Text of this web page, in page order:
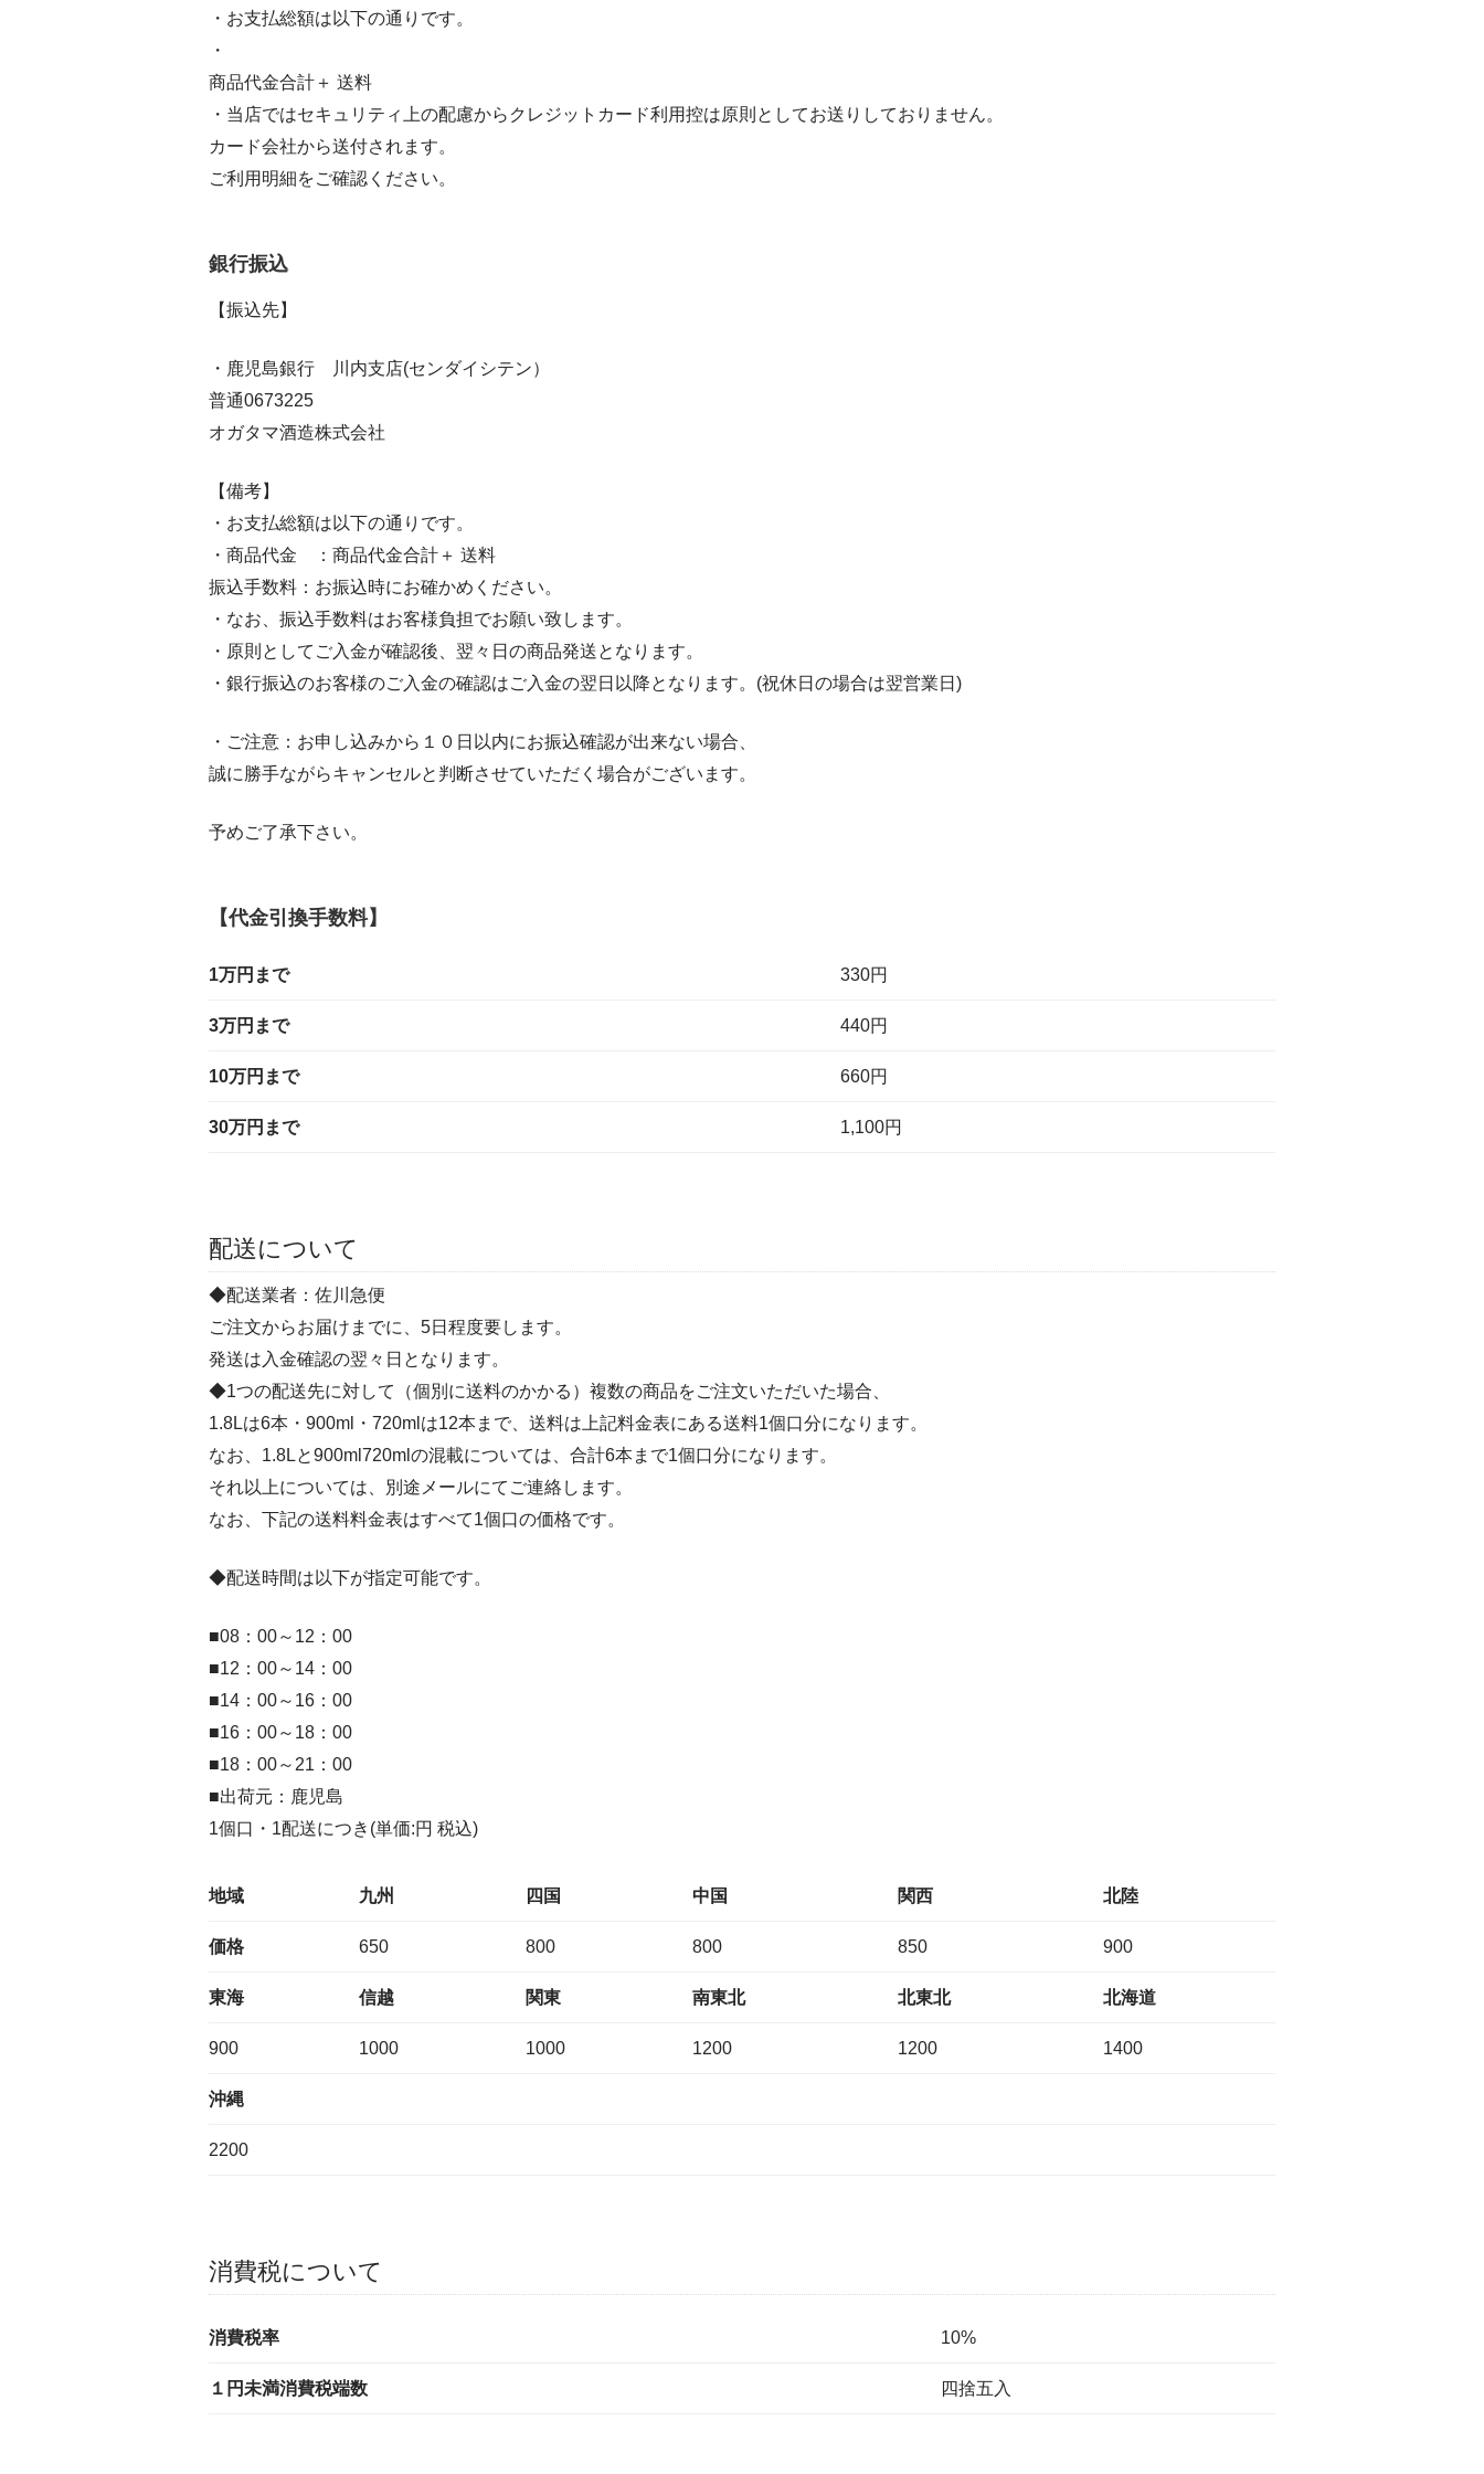
・お支払総額は以下の通りです。
・
商品代金合計＋ 送料
・当店ではセキュリティ上の配慮からクレジットカード利用控は原則としてお送りしておりません。
カード会社から送付されます。
ご利用明細をご確認ください。
銀行振込
【振込先】
・鹿児島銀行 川内支店(センダイシテン）
普通0673225
オガタマ酒造株式会社
【備考】
・お支払総額は以下の通りです。
・商品代金 ：商品代金合計＋ 送料
振込手数料：お振込時にお確かめください。
・なお、振込手数料はお客様負担でお願い致します。
・原則としてご入金が確認後、翌々日の商品発送となります。
・銀行振込のお客様のご入金の確認はご入金の翌日以降となります。(祝休日の場合は翌営業日)
・ご注意：お申し込みから１０日以内にお振込確認が出来ない場合、
誠に勝手ながらキャンセルと判断させていただく場合がございます。
予めご了承下さい。
【代金引換手数料】
1万円まで 330円
3万円まで 440円
10万円まで 660円
30万円まで 1,100円
配送について
◆配送業者：佐川急便
ご注文からお届けまでに、5日程度要します。
発送は入金確認の翌々日となります。
◆1つの配送先に対して（個別に送料のかかる）複数の商品をご注文いただいた場合、
1.8Lは6本・900ml・720mlは12本まで、送料は上記料金表にある送料1個口分になります。
なお、1.8Lと900ml720mlの混載については、合計6本まで1個口分になります。
それ以上については、別途メールにてご連絡します。
なお、下記の送料料金表はすべて1個口の価格です。
◆配送時間は以下が指定可能です。
■08：00～12：00
■12：00～14：00
■14：00～16：00
■16：00～18：00
■18：00～21：00
■出荷元：鹿児島
1個口・1配送につき(単価:円 税込)
地域 九州 四国 中国 関西 北陸
価格 650 800 800 850 900
東海 信越 関東 南東北 北東北 北海道
900 1000 1000 1200 1200 1400
沖縄
2200
消費税について
消費税率 10%
１円未満消費税端数 四捨五入